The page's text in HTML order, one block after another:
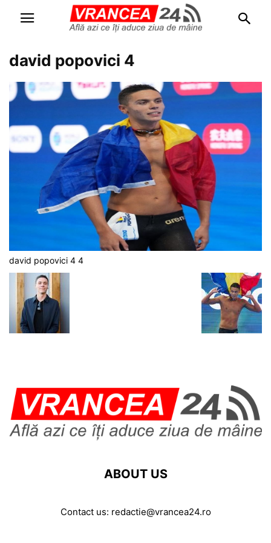
david popovici 4
david popovici 4 4
ABOUT US
Contact us: redactie@vrancea24.ro